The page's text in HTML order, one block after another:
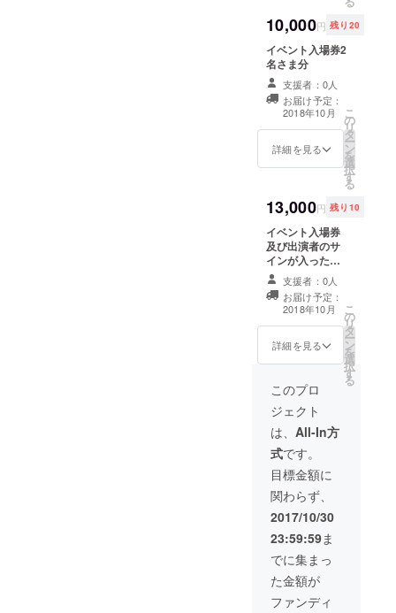
10,000円 残り20
イベント入場券2
名さま分
支援者：0人
お届け予定：
2018年10月
詳細を見る
こ
の
リ
タ
ー
ン
を
選
択
す
る
13,000円 残り10
イベント入場券
及び出演者のサ
インが入ったオ
リジナルTシャツ
（出演者は６組
の予定）
支援者：0人
お届け予定：
2018年10月
詳細を見る
こ
の
リ
タ
ー
ン
を
選
択
す
る
このプロ
ジェクト
は、 All-In方
式です。
目標金額に
関わらず、
2017/10/30
23:59:59ま
でに集まっ
た金額が
ファンディ